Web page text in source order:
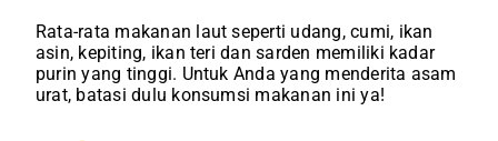
Rata-rata makanan laut seperti udang, cumi, ikan
asin, kepiting, ikan teri dan sarden memiliki kadar
purin yang tinggi. Untuk Anda yang menderita asam
urat, batasi dulu konsumsi makanan ini ya!